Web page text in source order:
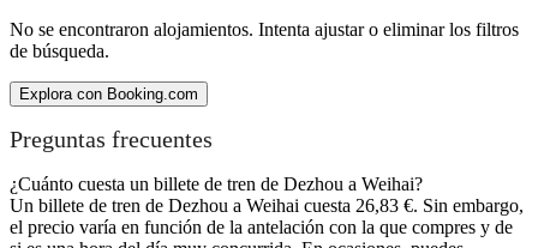
No se encontraron alojamientos. Intenta ajustar o eliminar los filtros
de búsqueda.
Explora con Booking.com
Preguntas frecuentes
¿Cuánto cuesta un billete de tren de Dezhou a Weihai?
Un billete de tren de Dezhou a Weihai cuesta 26,83 €. Sin embargo,
el precio varía en función de la antelación con la que compres y de